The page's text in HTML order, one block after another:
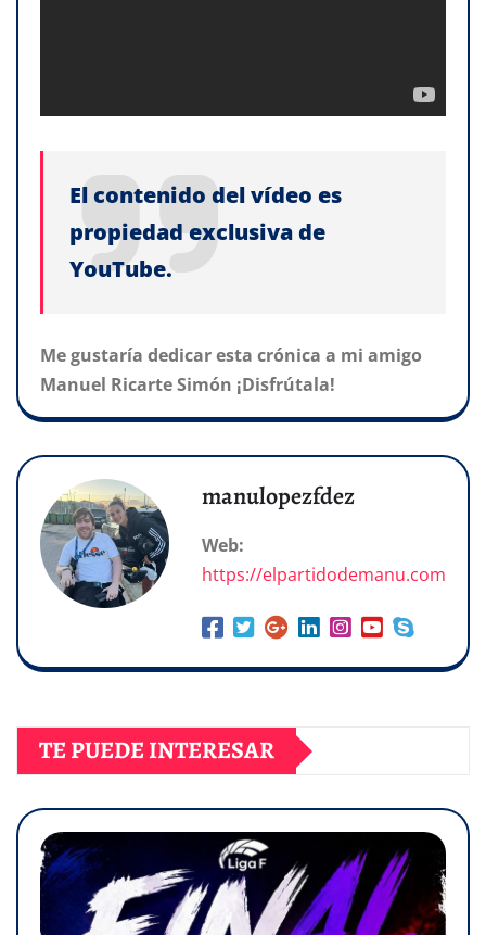
El contenido del vídeo es
propiedad exclusiva de
YouTube.
Me gustaría dedicar esta crónica a mi amigo
Manuel Ricarte Simón ¡Disfrútala!
manulopezfdez
Web:
https://elpartidodemanu.com
TE PUEDE INTERESAR